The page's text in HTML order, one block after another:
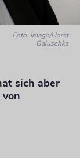
Foto: imago/Horst
Galuschka
sich aber